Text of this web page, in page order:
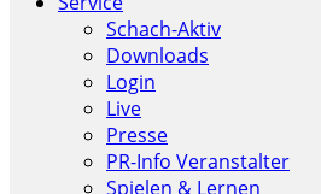
Schach-Aktiv
Downloads
Login
Live
Presse
PR-Info Veranstalter
Spielen & Lernen